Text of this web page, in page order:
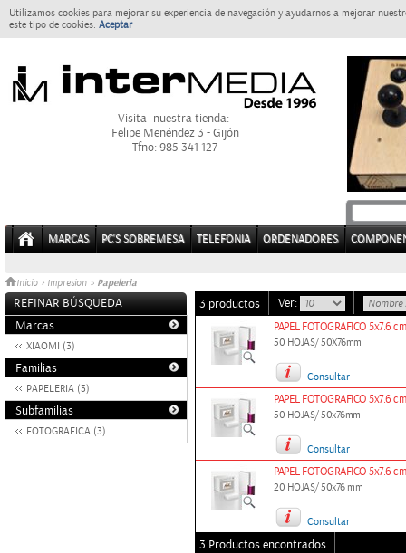
Utilizamos cookies para mejorar su experiencia de navegación y ayudarnos a mejorar
este tipo de cookies. Aceptar
Visita nuestra tienda:
Felipe Menéndez 3 - Gijón
Tfno: 985 341 127
MARCAS PC'S SOBREMESA TELEFONIA ORDENADORES
Inicio > Impresion » Papeleria
REFINAR BÚSQUEDA
Marcas
XIAOMI (3)
Familias
PAPELERIA (3)
Subfamilias
FOTOGRAFICA (3)
3 productos Ver:
PAPEL FOTOGRAFICO 5x7.6
50 HOJAS/ 50X76mm
Consultar
PAPEL FOTOGRAFICO 5x7.6
50 HOJAS/ 50x76mm
Consultar
PAPEL FOTOGRAFICO 5x7.6
20 HOJAS/ 50x76 mm
Consultar
3 Productos encontrados